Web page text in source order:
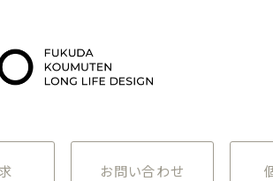
お問い合わせ